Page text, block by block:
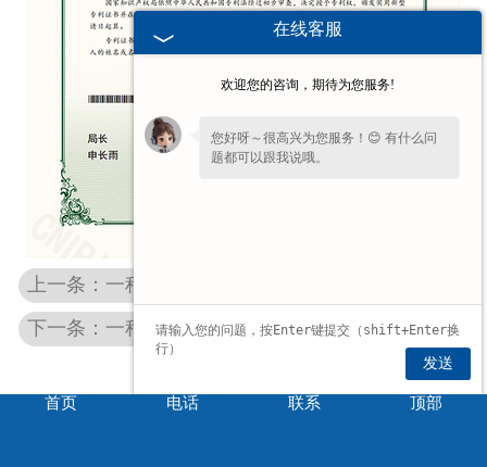
上一条：一种抗裂贴铺设装置
下一条：一种节能环 保型沥青加热器
首页 电话 联系 顶部
在线客服
欢迎您的咨询，期待为您服务!
您好呀～很高兴为您服务！😊 有什么问
题都可以跟我说哦。
发送